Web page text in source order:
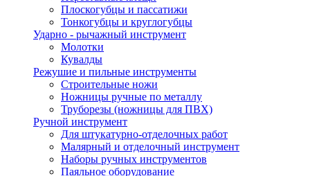
Плоскогубцы и пассатижи
Тонкогубцы и круглогубцы
Ударно - рычажный инструмент
Молотки
Кувалды
Режушие и пильные инструменты
Строительные ножи
Ножницы ручные по металлу
Труборезы (ножницы для ПВХ)
Ручной инструмент
Для штукатурно-отделочных работ
Малярный и отделочный инструмент
Наборы ручных инструментов
Паяльное оборудование